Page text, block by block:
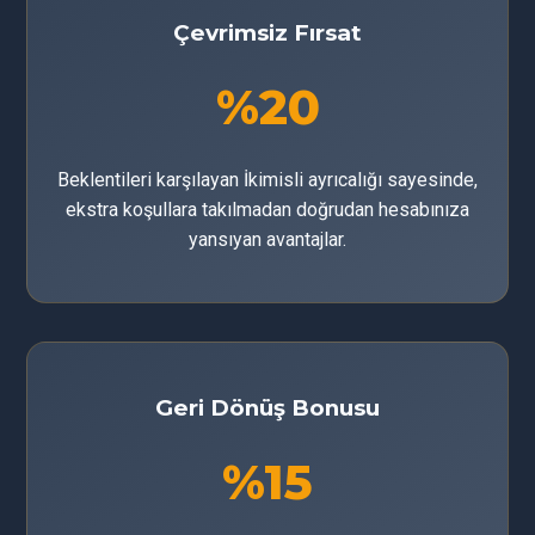
Çevrimsiz Fırsat
%20
Beklentileri karşılayan İkimisli ayrıcalığı sayesinde,
ekstra koşullara takılmadan doğrudan hesabınıza
yansıyan avantajlar.
Geri Dönüş Bonusu
%15